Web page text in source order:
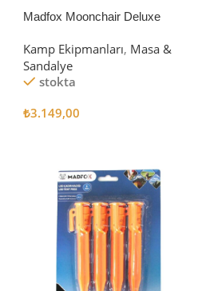
Madfox Moonchair Deluxe
Siyah/Gri
Kamp Ekipmanları, Masa &
Sandalye
stokta
₺3.149,00